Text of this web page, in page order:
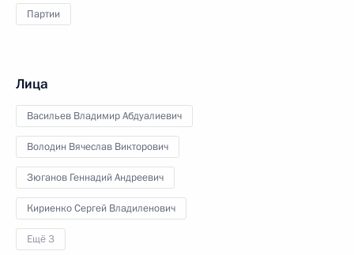
Партии
Лица
Васильев Владимир Абдуалиевич
Володин Вячеслав Викторович
Зюганов Геннадий Андреевич
Кириенко Сергей Владиленович
Ещё 3